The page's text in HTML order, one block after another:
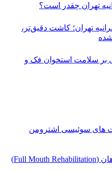
چقدر است؟
کاشت دقیق‌تر،
استخوان فک و
سوئیسی اشترومن